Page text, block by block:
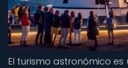
El turismo astronómico